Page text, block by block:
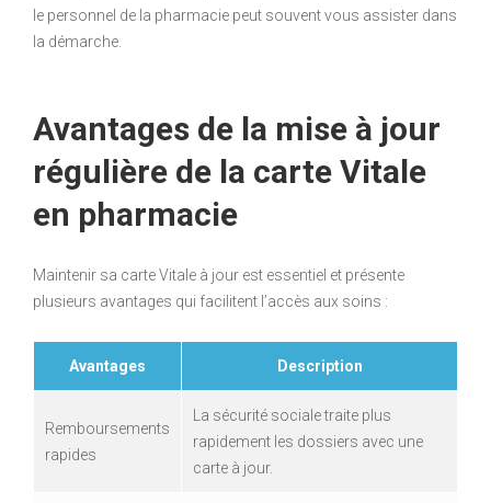
le personnel de la pharmacie peut souvent vous assister dans
la démarche.
Avantages de la mise à jour
régulière de la carte Vitale
en pharmacie
Maintenir sa carte Vitale à jour est essentiel et présente
plusieurs avantages qui facilitent l’accès aux soins :
Avantages Description
Remboursements
rapides
La sécurité sociale traite plus
rapidement les dossiers avec une
carte à jour.